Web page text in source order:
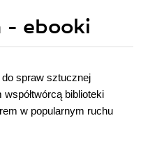
- ebooki
spraw sztucznej
współtwórcą biblioteki
w popularnym ruchu